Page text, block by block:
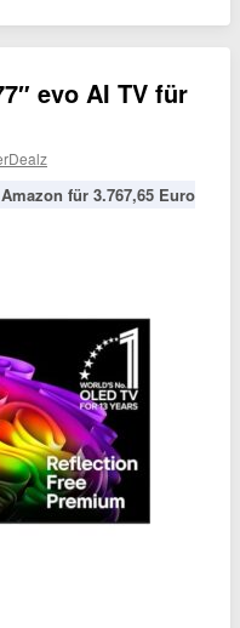
evo AI TV für
für 3.767,65 Euro